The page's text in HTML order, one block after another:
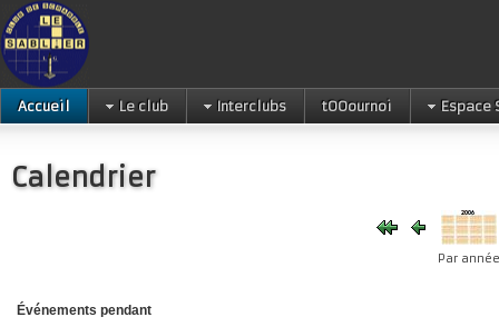
Accueil Le club Interclubs tOOournoi Espace
Calendrier
Par année
Événements pendant